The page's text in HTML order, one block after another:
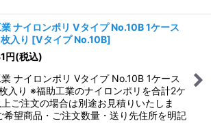
ナイロンポリ Vタイプ No.10B 1ケース
入り [Vタイプ No.10B]
円(税込)
ナイロンポリ Vタイプ No.10B 1ケース
入り ※福助工業のナイロンポリを合計2ケ
ご注文の場合は別途お見積りいたしま
希望商品・ご注文数量・送り先住所を明記